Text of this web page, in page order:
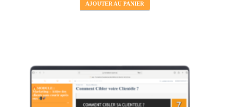
AJOUTER AU PANIER